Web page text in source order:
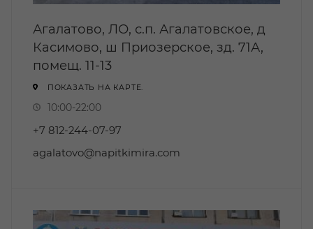
Агалатово, ЛО, с.п. Агалатовское, д
Касимово, ш Приозерское, зд. 71А,
помещ. 11-13
ПОКАЗАТЬ НА КАРТЕ.
10:00-22:00
+7 812-244-07-97
agalatovo@napitkimira.com